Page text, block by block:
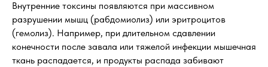
Внутренние токсины появляются при массивном
разрушении мышц (рабдомиолиз) или эритроцитов
(гемолиз). Например, при длительном сдавлении
конечности после завала или тяжелой инфекции мышечная
ткань распадается, и продукты распада забивают